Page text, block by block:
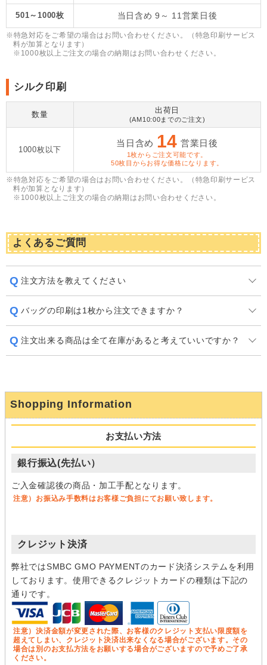
501～1000枚 当日含め 9～ 11 営業日後
※特急対応をご希望の場合はお問い合わせください。（特急印刷サービス
料が加算となります）
※1000枚以上ご注文の場合の納期はお問い合わせください。
シルク印刷
数量 出荷日
(AM10:00までのご注文)
1000枚以下
当日含め 14 営業日後
1枚からご注文可能です。
50枚目からお得な価格になります。
※特急対応をご希望の場合はお問い合わせください。（特急印刷サービス
料が加算となります）
​※1000枚以上ご注文の場合の納期はお問い合わせください。
よくあるご質問
注文方法を教えてください
バッグの印刷は1枚から注文できますか？
注文出来る商品は全て在庫があると考えていいですか？
Shopping Information
お支払い方法
銀行振込(先払い）
ご入金確認後の商品・加工手配となります。
注意）お振込み手数料はお客様ご負担にてお願い致します。
クレジット決済
弊社ではSMBC GMO PAYMENTのカード決済システムを利用
しております。使用できるクレジットカードの種類は下記の
通りです。
注意）決済金額が変更された際、お客様のクレジット支払い限度額を
超えてしまい、クレジット決済出来なくなる場合がございます。その
場合は別のお支払方法をお願いする場合がございますので予めご了承
ください。